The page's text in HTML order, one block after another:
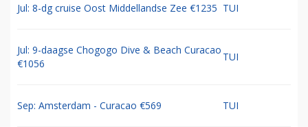
Jul: 8-dg cruise Oost Middellandse Zee €1235 TUI
Jul: 9-daagse Chogogo Dive & Beach Curacao
€1056
TUI
Sep: Amsterdam - Curacao €569 TUI